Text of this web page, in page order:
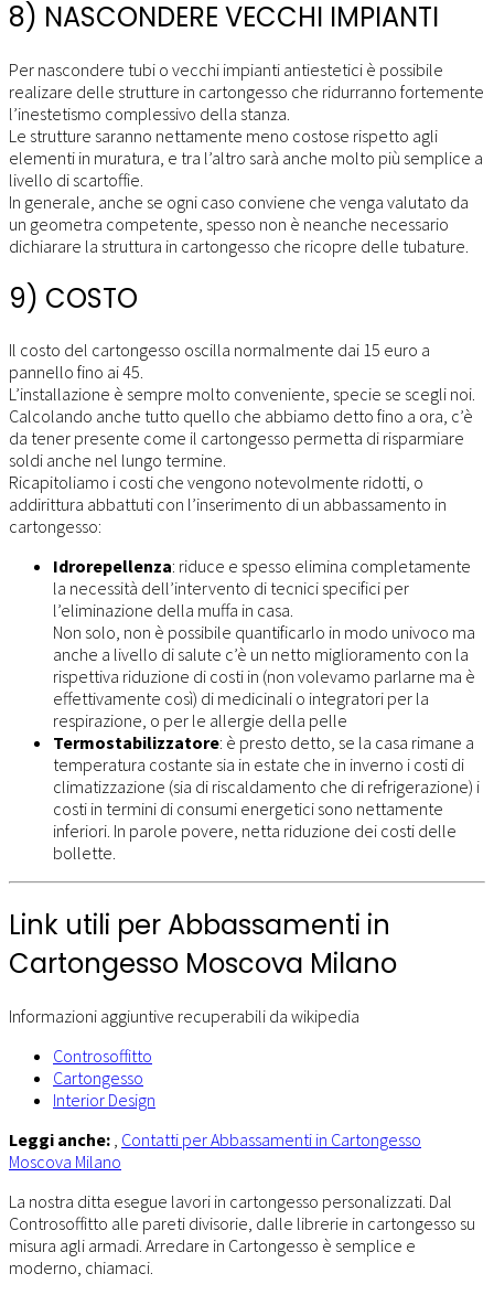
8) NASCONDERE VECCHI IMPIANTI
Per nascondere tubi o vecchi impianti antiestetici è possibile
realizare delle strutture in cartongesso che ridurranno fortemente
l’inestetismo complessivo della stanza.
Le strutture saranno nettamente meno costose rispetto agli
elementi in muratura, e tra l’altro sarà anche molto più semplice a
livello di scartoffie.
In generale, anche se ogni caso conviene che venga valutato da
un geometra competente, spesso non è neanche necessario
dichiarare la struttura in cartongesso che ricopre delle tubature.
9) COSTO
Il costo del cartongesso oscilla normalmente dai 15 euro a
pannello fino ai 45.
L’installazione è sempre molto conveniente, specie se scegli noi.
Calcolando anche tutto quello che abbiamo detto fino a ora, c’è
da tener presente come il cartongesso permetta di risparmiare
soldi anche nel lungo termine.
Ricapitoliamo i costi che vengono notevolmente ridotti, o
addirittura abbattuti con l’inserimento di un abbassamento in
cartongesso:
Idrorepellenza: riduce e spesso elimina completamente
la necessità dell’intervento di tecnici specifici per
l’eliminazione della muffa in casa.
Non solo, non è possibile quantificarlo in modo univoco ma
anche a livello di salute c’è un netto miglioramento con la
rispettiva riduzione di costi in (non volevamo parlarne ma è
effettivamente così) di medicinali o integratori per la
respirazione, o per le allergie della pelle
Termostabilizzatore: è presto detto, se la casa rimane a
temperatura costante sia in estate che in inverno i costi di
climatizzazione (sia di riscaldamento che di refrigerazione) i
costi in termini di consumi energetici sono nettamente
inferiori. In parole povere, netta riduzione dei costi delle
bollette.
Link utili per Abbassamenti in
Cartongesso Moscova Milano
Informazioni aggiuntive recuperabili da wikipedia
Controsoffitto
Cartongesso
Interior Design
Leggi anche: , Contatti per Abbassamenti in Cartongesso
Moscova Milano
La nostra ditta esegue lavori in cartongesso personalizzati. Dal
Controsoffitto alle pareti divisorie, dalle librerie in cartongesso su
misura agli armadi. Arredare in Cartongesso è semplice e
moderno, chiamaci.